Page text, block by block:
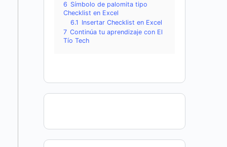
6 Símbolo de palomita tipo
Checklist en Excel
6.1 Insertar Checklist en Excel
7 Continúa tu aprendizaje con El
Tío Tech